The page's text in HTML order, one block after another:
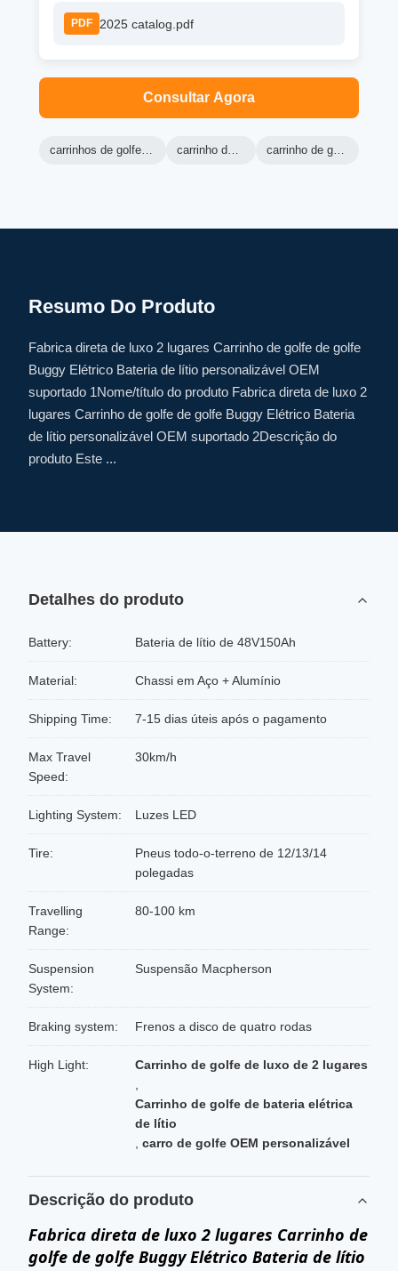
PDF 2025 catalog.pdf
Consultar Agora
carrinhos de golfe de máquina verde carrinho de golfe ranger carrinho de golfe elétrico lsv
Resumo Do Produto
Fabrica direta de luxo 2 lugares Carrinho de golfe de golfe
Buggy Elétrico Bateria de lítio personalizável OEM
suportado 1Nome/título do produto Fabrica direta de luxo 2
lugares Carrinho de golfe de golfe Buggy Elétrico Bateria
de lítio personalizável OEM suportado 2Descrição do
produto Este ...
Detalhes do produto
Battery: Bateria de lítio de 48V150Ah
Material: Chassi em Aço + Alumínio
Shipping Time: 7-15 dias úteis após o pagamento
Max Travel
Speed:
30km/h
Lighting System: Luzes LED
Tire:
Pneus todo-o-terreno de 12/13/14
polegadas
Travelling
Range:
80-100 km
Suspension
System:
Suspensão Macpherson
Braking system: Frenos a disco de quatro rodas
High Light:
Carrinho de golfe de luxo de 2 lugares
Carrinho de golfe de bateria elétrica
de lítio
carro de golfe OEM personalizável
Descrição do produto
Fabrica direta de luxo 2 lugares Carrinho de
golfe de golfe Buggy Elétrico Bateria de lítio